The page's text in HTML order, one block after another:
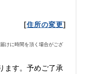
[住所の変更]
けに時間を頂く場合がござ
ます。予めご了承